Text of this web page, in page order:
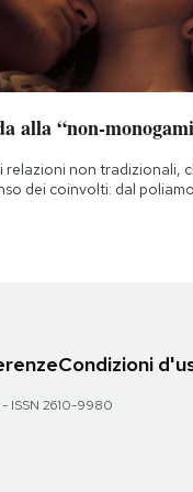
alla “non-
relazioni non tradizionali,
dei coinvolti: dal
Condizioni
ISSN 2610-9980